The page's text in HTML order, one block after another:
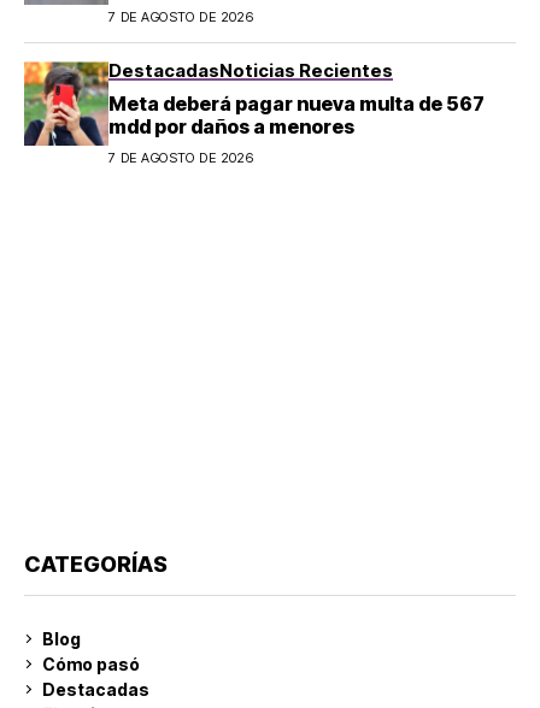
7 DE AGOSTO DE 2026
DestacadasNoticias Recientes
Meta deberá pagar nueva multa de 567
mdd por daños a menores
7 DE AGOSTO DE 2026
CATEGORÍAS
Blog
Cómo pasó
Destacadas